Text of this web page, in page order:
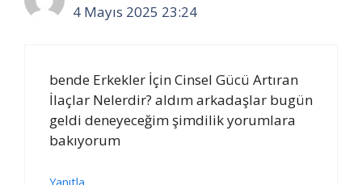
4 Mayıs 2025 23:24
bende Erkekler İçin Cinsel Gücü Artıran
İlaçlar Nelerdir? aldım arkadaşlar bugün
geldi deneyeceğim şimdilik yorumlara
bakıyorum
Yanıtla